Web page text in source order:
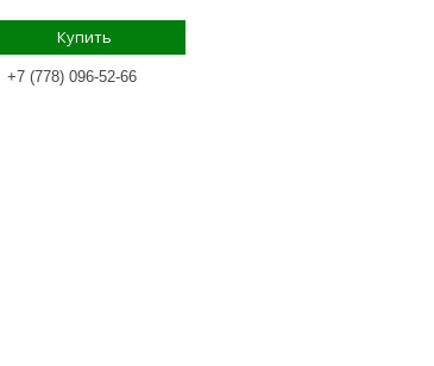
Купить
+7 (778) 096-52-66